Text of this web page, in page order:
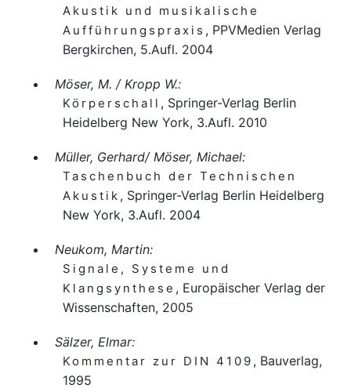
Akustik und musikalische
Aufführungspraxis , PPVMedien Verlag
Bergkirchen, 5.Aufl. 2004
Möser, M. / Kropp W.:
Körperschall , Springer-Verlag Berlin
Heidelberg New York, 3.Aufl. 2010
Müller, Gerhard/ Möser, Michael:
Taschenbuch der Technischen
Akustik , Springer-Verlag Berlin Heidelberg
New York, 3.Aufl. 2004
Neukom, Martin:
Signale, Systeme und
Klangsynthese , Europäischer Verlag der
Wissenschaften, 2005
Sälzer, Elmar:
Kommentar zur DIN 4109 , Bauverlag,
1995